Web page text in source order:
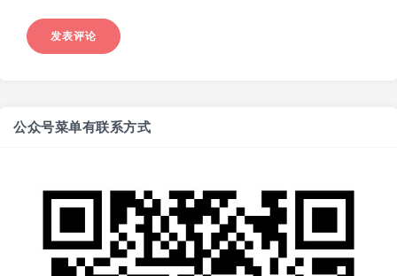
公众号菜单有联系方式